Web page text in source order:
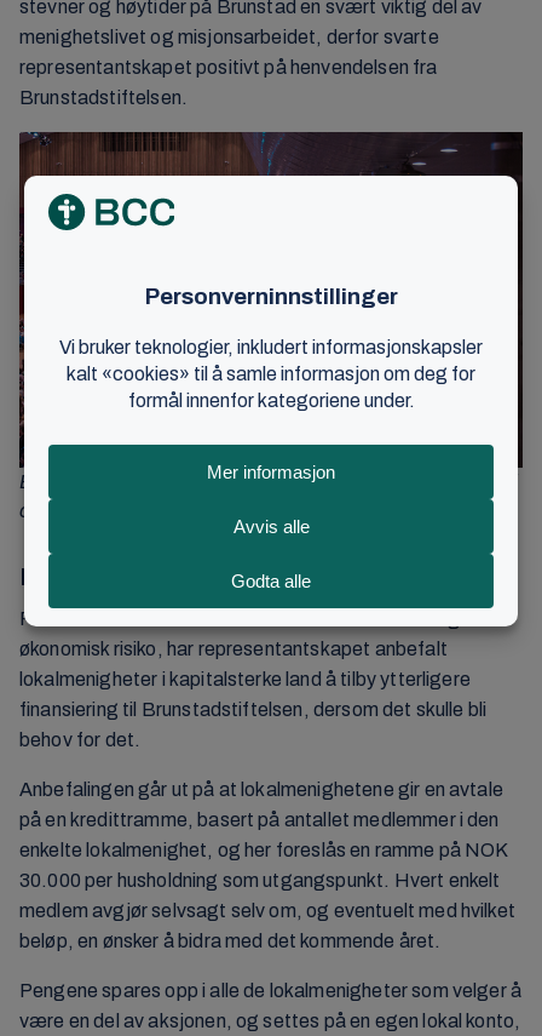
stevner og høytider på Brunstad en svært viktig del av
menighetslivet og misjonsarbeidet, derfor svarte
representantskapet positivt på henvendelsen fra
Brunstadstiftelsen.
BCC og lokale menigheter fra hele verden samles til høytid
og stevner på Brunstad 7-8 ganger hvert år. Foto: BCC
Dette er sikringsordningen
For at Brunstadstiftelsen skal ha sikkerhet for mulig
økonomisk risiko, har representantskapet anbefalt
lokalmenigheter i kapitalsterke land å tilby ytterligere
finansiering til Brunstadstiftelsen, dersom det skulle bli
behov for det.
Anbefalingen går ut på at lokalmenighetene gir en avtale
på en kredittramme, basert på antallet medlemmer i den
enkelte lokalmenighet, og her foreslås en ramme på NOK
30.000 per husholdning som utgangspunkt. Hvert enkelt
medlem avgjør selvsagt selv om, og eventuelt med hvilket
beløp, en ønsker å bidra med det kommende året.
Pengene spares opp i alle de lokalmenigheter som velger å
være en del av aksjonen, og settes på en egen lokal konto,